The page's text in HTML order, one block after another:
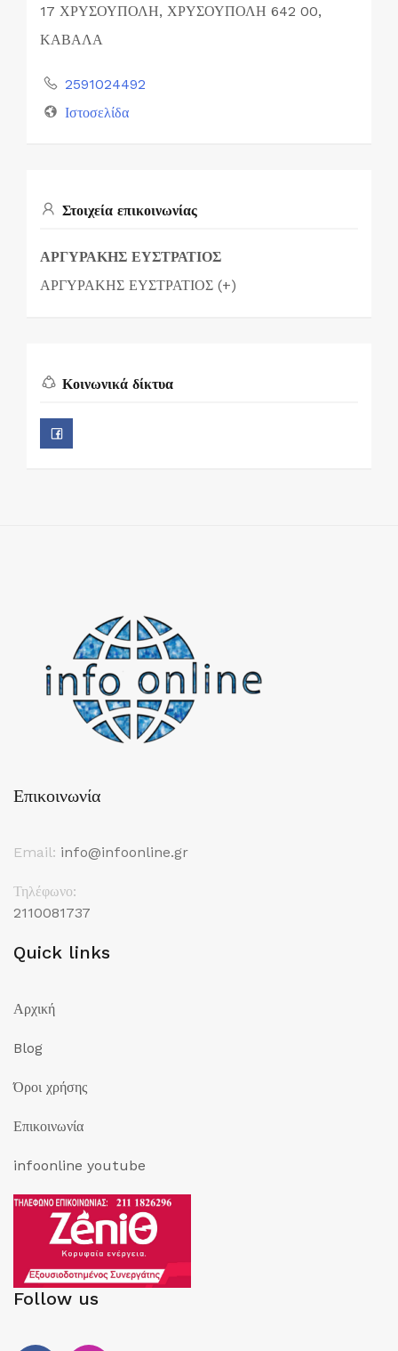
17 ΧΡΥΣΟΥΠΟΛΗ, ΧΡΥΣΟΥΠΟΛΗ 642 00,
ΚΑΒΑΛΑ
2591024492
Ιστοσελίδα
Στοιχεία επικοινωνίας
ΑΡΓΥΡΑΚΗΣ ΕΥΣΤΡΑΤΙΟΣ
ΑΡΓΥΡΑΚΗΣ ΕΥΣΤΡΑΤΙΟΣ (+)
Κοινωνικά δίκτυα
Επικοινωνία
Email: info@infoonline.gr
Τηλέφωνο:
2110081737
Quick links
Αρχική
Blog
Όροι χρήσης
Επικοινωνία
infoonline youtube
Follow us